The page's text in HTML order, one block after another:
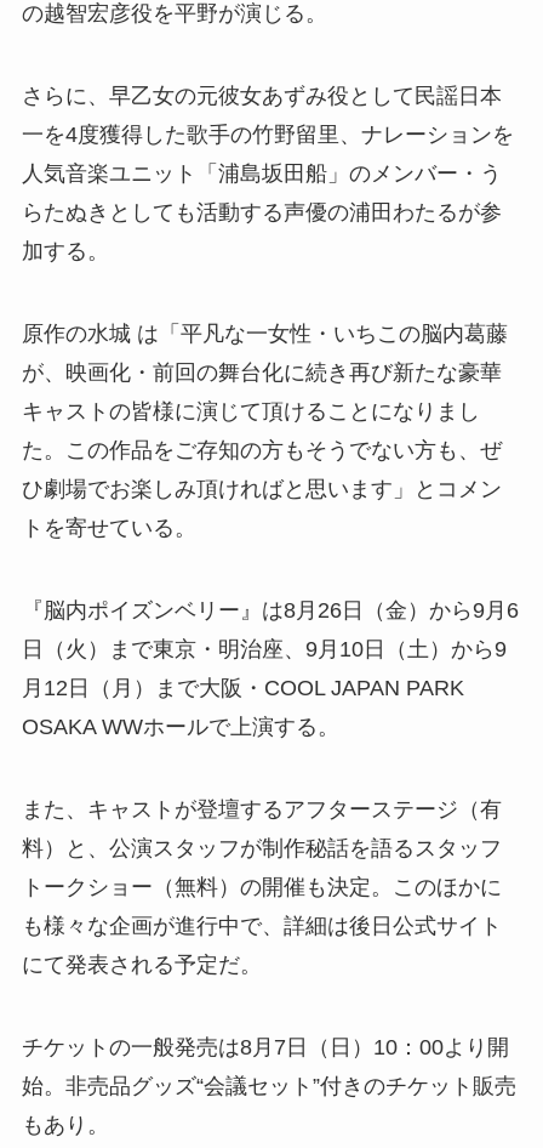
の越智宏彦役を平野が演じる。
さらに、早乙女の元彼女あずみ役として民謡日本
一を4度獲得した歌手の竹野留里、ナレーションを
人気音楽ユニット「浦島坂田船」のメンバー・う
らたぬきとしても活動する声優の浦田わたるが参
加する。
原作の水城 は「平凡な一女性・いちこの脳内葛藤
が、映画化・前回の舞台化に続き再び新たな豪華
キャストの皆様に演じて頂けることになりまし
た。この作品をご存知の方もそうでない方も、ぜ
ひ劇場でお楽しみ頂ければと思います」とコメン
トを寄せている。
『脳内ポイズンベリー』は8月26日（金）から9月6
日（火）まで東京・明治座、9月10日（土）から9
月12日（月）まで大阪・COOL JAPAN PARK
OSAKA WWホールで上演する。
また、キャストが登壇するアフターステージ（有
料）と、公演スタッフが制作秘話を語るスタッフ
トークショー（無料）の開催も決定。このほかに
も様々な企画が進行中で、詳細は後日公式サイト
にて発表される予定だ。
チケットの一般発売は8月7日（日）10：00より開
始。非売品グッズ“会議セット”付きのチケット販売
もあり。